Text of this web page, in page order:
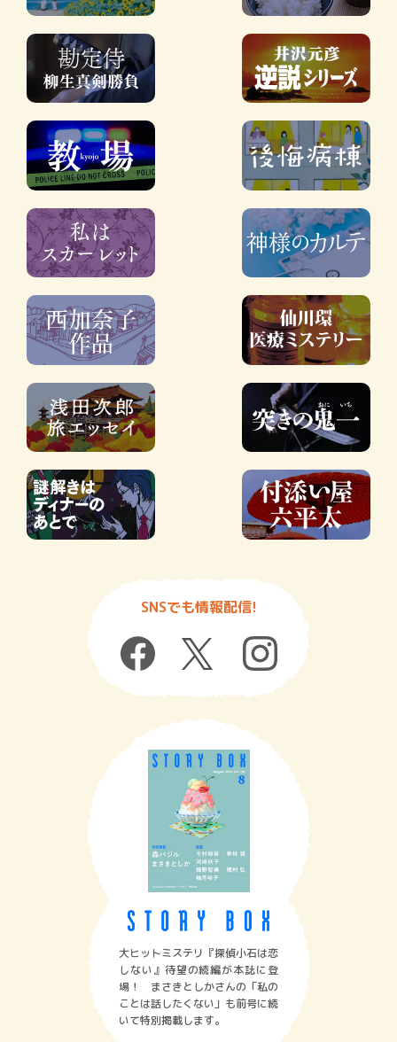
SNSでも情報配信!
大ヒットミステリ『探偵小石は恋
しない』待望の続編が本誌に登
場！ まさきとしかさんの「私の
ことは話したくない」も前号に続
いて特別掲載します。